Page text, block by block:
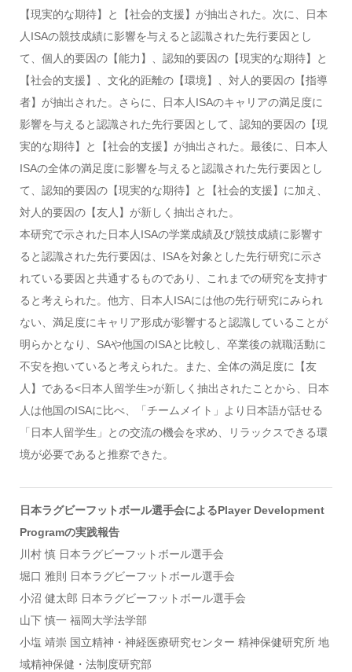
【現実的な期待】と【社会的支援】が抽出された。次に、日本
人ISAの競技成績に影響を与えると認識された先行要因とし
て、個人的要因の【能力】、認知的要因の【現実的な期待】と
【社会的支援】、文化的距離の【環境】、対人的要因の【指導
者】が抽出された。さらに、日本人ISAのキャリアの満足度に
影響を与えると認識された先行要因として、認知的要因の【現
実的な期待】と【社会的支援】が抽出された。最後に、日本人
ISAの全体の満足度に影響を与えると認識された先行要因とし
て、認知的要因の【現実的な期待】と【社会的支援】に加え、
対人的要因の【友人】が新しく抽出された。
本研究で示された日本人ISAの学業成績及び競技成績に影響す
ると認識された先行要因は、ISAを対象とした先行研究に示さ
れている要因と共通するものであり、これまでの研究を支持す
ると考えられた。他方、日本人ISAには他の先行研究にみられ
ない、満足度にキャリア形成が影響すると認識していることが
明らかとなり、SAや他国のISAと比較し、卒業後の就職活動に
不安を抱いていると考えられた。また、全体の満足度に【友
人】である<日本人留学生>が新しく抽出されたことから、日本
人は他国のISAに比べ、「チームメイト」より日本語が話せる
「日本人留学生」との交流の機会を求め、リラックスできる環
境が必要であると推察できた。
日本ラグビーフットボール選手会によるPlayer Development
Programの実践報告
川村 慎 日本ラグビーフットボール選手会
堀口 雅則 日本ラグビーフットボール選手会
小沼 健太郎 日本ラグビーフットボール選手会
山下 慎一 福岡大学法学部
小塩 靖崇 国立精神・神経医療研究センター 精神保健研究所 地
域精神保健・法制度研究部